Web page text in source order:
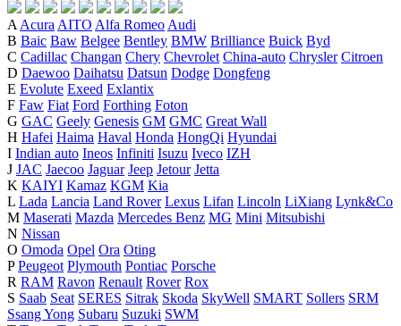
A Acura AITO Alfa Romeo Audi
B Baic Baw Belgee Bentley BMW Brilliance Buick Byd
C Cadillac Changan Chery Chevrolet China-auto Chrysler Citroen
D Daewoo Daihatsu Datsun Dodge Dongfeng
E Evolute Exeed Exlantix
F Faw Fiat Ford Forthing Foton
G GAC Geely Genesis GM GMC Great Wall
H Hafei Haima Haval Honda HongQi Hyundai
I Indian auto Ineos Infiniti Isuzu Iveco IZH
J JAC Jaecoo Jaguar Jeep Jetour Jetta
K KAIYI Kamaz KGM Kia
L Lada Lancia Land Rover Lexus Lifan Lincoln LiXiang Lynk&Co
M Maserati Mazda Mercedes Benz MG Mini Mitsubishi
N Nissan
O Omoda Opel Ora Oting
P Peugeot Plymouth Pontiac Porsche
R RAM Ravon Renault Rover Rox
S Saab Seat SERES Sitrak Skoda SkyWell SMART Sollers SRM
Ssang Yong Subaru Suzuki SWM